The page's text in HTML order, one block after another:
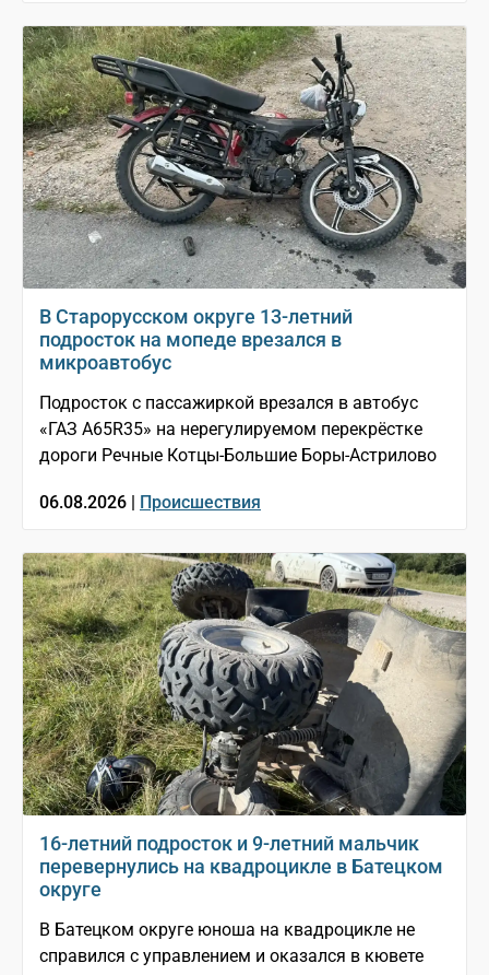
В Старорусском округе 13-летний
подросток на мопеде врезался в
микроавтобус
Подросток с пассажиркой врезался в автобус
«ГАЗ A65R35» на нерегулируемом перекрёстке
дороги Речные Котцы-Большие Боры-Астрилово
06.08.2026 | Происшествия
16-летний подросток и 9-летний мальчик
перевернулись на квадроцикле в Батецком
округе
В Батецком округе юноша на квадроцикле не
справился с управлением и оказался в кювете